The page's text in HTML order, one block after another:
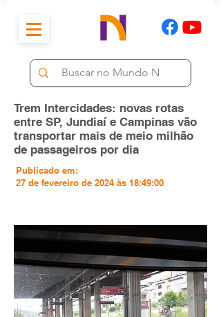
Trem Intercidades: novas rotas
entre SP, Jundiaí e Campinas vão
transportar mais de meio milhão
de passageiros por dia
Publicado em:
27 de fevereiro de 2024 às 18:49:00